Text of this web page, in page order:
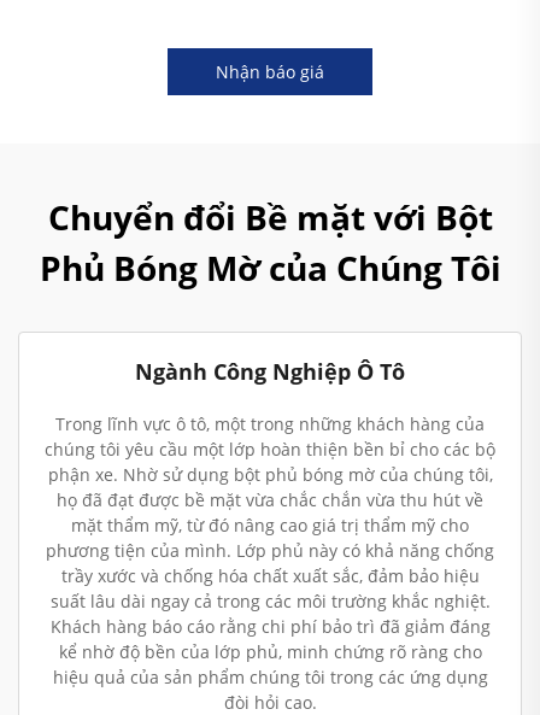
Nhận báo giá
Chuyển đổi Bề mặt với Bột
Phủ Bóng Mờ của Chúng Tôi
Ngành Công Nghiệp Ô Tô
Trong lĩnh vực ô tô, một trong những khách hàng của
chúng tôi yêu cầu một lớp hoàn thiện bền bỉ cho các bộ
phận xe. Nhờ sử dụng bột phủ bóng mờ của chúng tôi,
họ đã đạt được bề mặt vừa chắc chắn vừa thu hút về
mặt thẩm mỹ, từ đó nâng cao giá trị thẩm mỹ cho
phương tiện của mình. Lớp phủ này có khả năng chống
trầy xước và chống hóa chất xuất sắc, đảm bảo hiệu
suất lâu dài ngay cả trong các môi trường khắc nghiệt.
Khách hàng báo cáo rằng chi phí bảo trì đã giảm đáng
kể nhờ độ bền của lớp phủ, minh chứng rõ ràng cho
hiệu quả của sản phẩm chúng tôi trong các ứng dụng
đòi hỏi cao.